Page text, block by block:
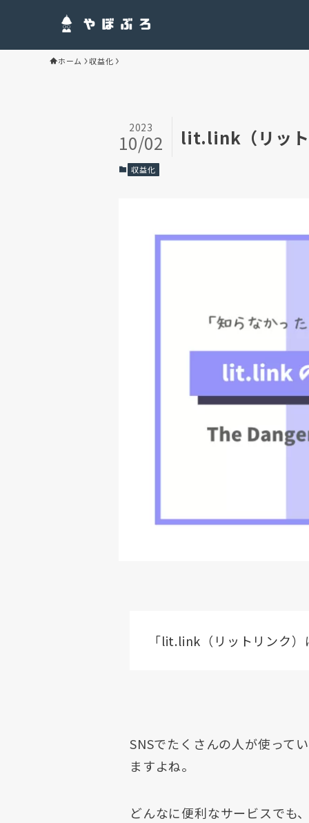
ホーム 収益化
lit.link（リット
2023
10/02
収益化
「lit.link（リットリンク
SNSでたくさんの人が使って
ますよね。
どんなに便利なサービスでも